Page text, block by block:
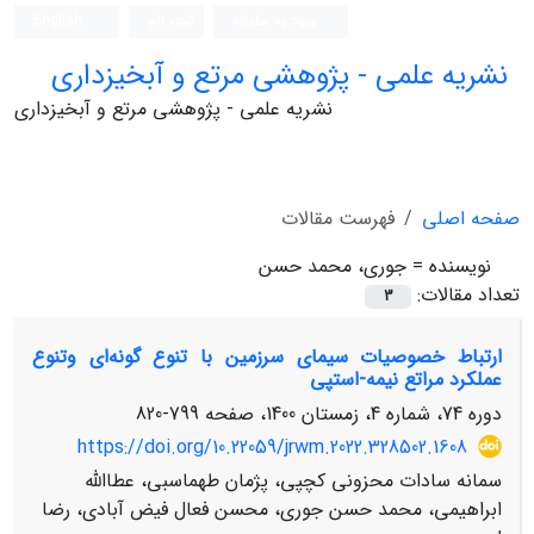
نشریه علمی - پژوهشی مرتع و آبخیزداری
نشریه علمی - پژوهشی مرتع و آبخیزداری
صفحه اصلی
فهرست مقالات
نویسنده = جوری، محمد حسن
تعداد مقالات:
3
ارتباط خصوصیات سیمای سرزمین با تنوع گونه‌ای وتنوع
عملکرد مراتع نیمه-استپی
دوره 74، شماره 4، زمستان 1400، صفحه
799-820
https://doi.org/10.22059/jrwm.2022.328502.1608
سمانه سادات محزونی کچپی، پژمان طهماسبی، عطاالله
ابراهیمی، محمد حسن جوری، محسن فعال فیض آبادی، رضا